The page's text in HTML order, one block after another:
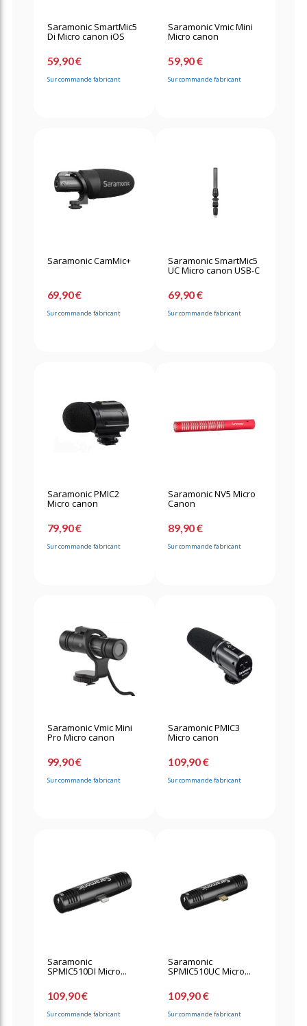
Saramonic SmartMic5
Di Micro canon iOS
59,90 €
Sur commande fabricant
Saramonic Vmic Mini
Micro canon
59,90 €
Sur commande fabricant
Saramonic CamMic+
69,90 €
Sur commande fabricant
Saramonic SmartMic5
UC Micro canon USB-C
69,90 €
Sur commande fabricant
Saramonic PMIC2
Micro canon
79,90 €
Sur commande fabricant
Saramonic NV5 Micro
Canon
89,90 €
Sur commande fabricant
Saramonic Vmic Mini
Pro Micro canon
99,90 €
Sur commande fabricant
Saramonic PMIC3
Micro canon
109,90 €
Sur commande fabricant
Saramonic
SPMIC510DI Micro...
109,90 €
Sur commande fabricant
Saramonic
SPMIC510UC Micro...
109,90 €
Sur commande fabricant